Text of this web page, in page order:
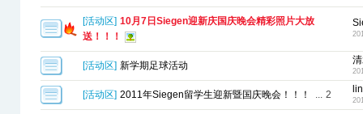
[活动区] 10月7日Siegen迎新庆国庆晚会精彩照片大放
送！！！
[活动区] 新学期足球活动
[活动区] 2011年Siegen留学生迎新暨国庆晚会！！！ ... 2